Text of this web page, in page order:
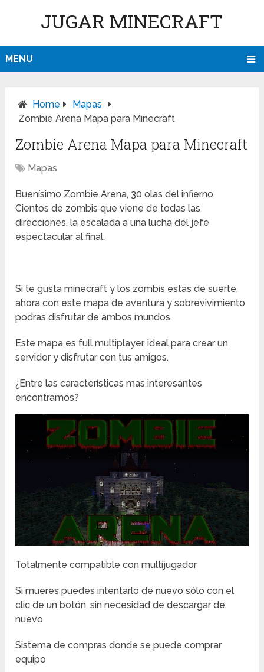
JUGAR MINECRAFT
MENU
Home
Mapas
Zombie Arena Mapa para Minecraft
Zombie Arena Mapa para Minecraft
Mapas
Buenísimo Zombie Arena, 30 olas del infierno.
Cientos de zombis que viene de todas las
direcciones, la escalada a una lucha del jefe
espectacular al final.
Si te gusta minecraft y los zombis estas de suerte,
ahora con este mapa de aventura y sobrevivimiento
podras disfrutar de ambos mundos.
Este mapa es full multiplayer, ideal para crear un
servidor y disfrutar con tus amigos.
¿Entre las características mas interesantes
encontramos?
Totalmente compatible con multijugador
Si mueres puedes intentarlo de nuevo sólo con el
clic de un botón, sin necesidad de descargar de
nuevo
Sistema de compras donde se puede comprar
equipo